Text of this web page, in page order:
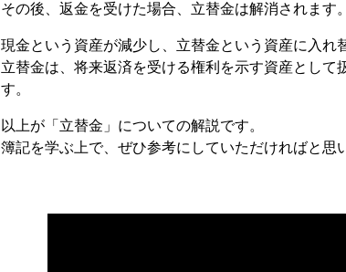
その後、返金を受けた場合、立替金は解消されます。
現金という資産が減少し、立替金という資産に入れ
立替金は、将来返済を受ける権利を示す資産として
す。
以上が「立替金」についての解説です。
簿記を学ぶ上で、ぜひ参考にしていただければと思